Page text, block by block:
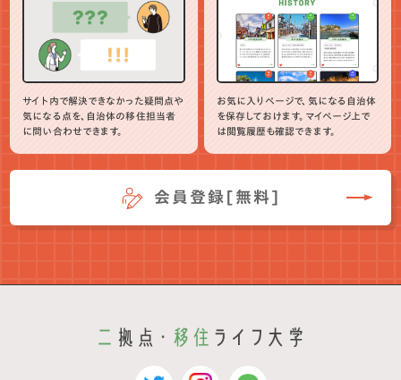
サイト内で解決できなかった疑問点や
気になる点を、自治体の移住担当者
に問い合わせできます。
お気に入りページで、気になる自治体
を保存しておけます。マイページ上で
は閲覧履歴も確認できます。
会員登録[無料]